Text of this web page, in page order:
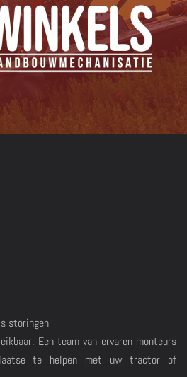
storingen
Een team van ervaren monteurs
te helpen met uw tractor of